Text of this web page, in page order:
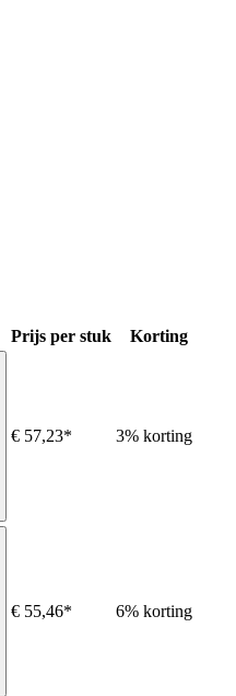
Prijs per stuk Korting
€ 57,23* 3% korting
€ 55,46* 6% korting